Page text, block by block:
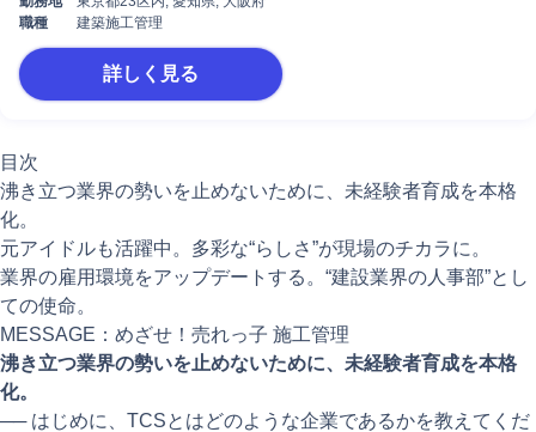
職種
建築施工管理
詳しく見る
目次
沸き立つ業界の勢いを止めないために、未経験者育成を本格
化。
元アイドルも活躍中。多彩な“らしさ”が現場のチカラに。
業界の雇用環境をアップデートする。“建設業界の人事部”とし
ての使命。
MESSAGE：めざせ！売れっ子 施工管理
沸き立つ業界の勢いを止めないために、未経験者育成を本格
化。
── はじめに、TCSとはどのような企業であるかを教えてくだ